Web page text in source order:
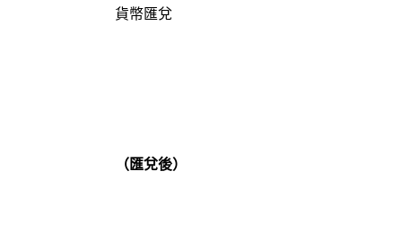
貨幣匯兌
（匯兌後）